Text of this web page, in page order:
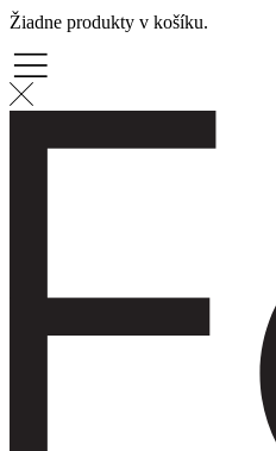
Žiadne produkty v košíku.